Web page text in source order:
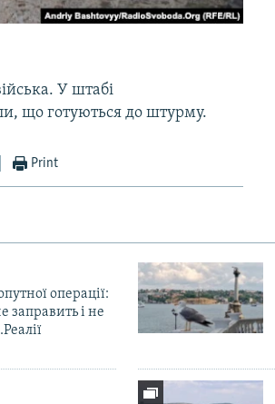
У штабі
що готуються до штурму.
Print
операції:
заправить і не